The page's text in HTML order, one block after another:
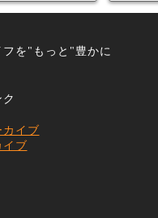
フを"もっと"豊かに
イブ
イブ